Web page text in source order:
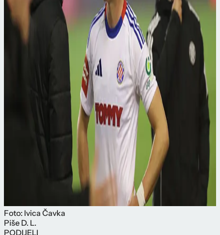
Foto: Ivica Čavka
Piše D. L.
PODIJELI